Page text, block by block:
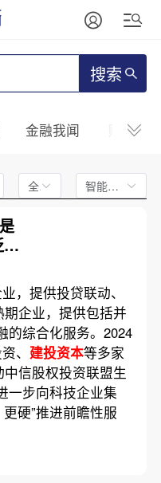
搜索
金融我闻 财新
全文 智能排序
，提供投贷联动、
企业，提供包括并
的综合化服务。2024
、 建投资本等多家
中信股权投资联盟生
一步向科技企业集
硬”推进前瞻性服